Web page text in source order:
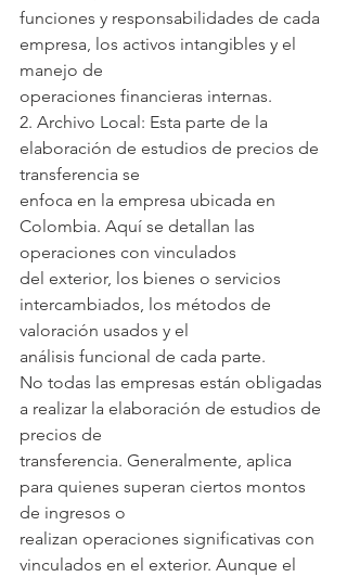
funciones y responsabilidades de cada
empresa, los activos intangibles y el
manejo de
operaciones financieras internas.
2. Archivo Local: Esta parte de la
elaboración de estudios de precios de
transferencia se
enfoca en la empresa ubicada en
Colombia. Aquí se detallan las
operaciones con vinculados
del exterior, los bienes o servicios
intercambiados, los métodos de
valoración usados y el
análisis funcional de cada parte.
No todas las empresas están obligadas
a realizar la elaboración de estudios de
precios de
transferencia. Generalmente, aplica
para quienes superan ciertos montos
de ingresos o
realizan operaciones significativas con
vinculados en el exterior. Aunque el